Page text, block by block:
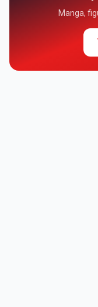
Manga,